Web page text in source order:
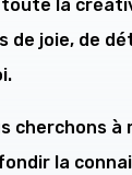
toute la
de joie, de
cherchons
la